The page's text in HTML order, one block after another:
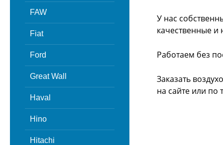
FAW
Fiat
Ford
Great Wall
Haval
Hino
Hitachi
У нас
качественные и
Работаем без
Заказать
на сайте или по